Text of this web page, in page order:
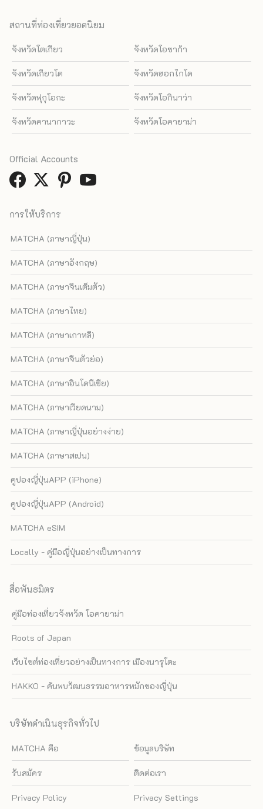
สถานที่ท่องเที่ยวยอดนิยม
จังหวัดโตเกียว จังหวัดโอซาก้า
จังหวัดเกียวโต จังหวัดฮอกไกโด
จังหวัดฟุกุโอกะ จังหวัดโอกินาว่า
จังหวัดคานากาวะ จังหวัดโอคายาม่า
การให้บริการ
MATCHA (ภาษาญี่ปุ่น)
MATCHA (ภาษาอังกฤษ)
MATCHA (ภาษาจีนเต็มตัว)
MATCHA (ภาษาไทย)
MATCHA (ภาษาเกาหลี)
MATCHA (ภาษาจีนตัวย่อ)
MATCHA (ภาษาอินโดนีเซีย)
MATCHA (ภาษาเวียดนาม)
MATCHA (ภาษาญี่ปุ่นอย่างง่าย)
MATCHA (ภาษาสเปน)
คูปองญี่ปุ่นAPP (iPhone)
คูปองญี่ปุ่นAPP (Android)
MATCHA eSIM
Locally - คู่มือญี่ปุ่นอย่างเป็นทางการ
สื่อพันธมิตร
คู่มือท่องเที่ยวจังหวัด โอคายาม่า
Roots of Japan
เว็บไซต์ท่องเที่ยวอย่างเป็นทางการ เมืองนารุโตะ
HAKKO - ค้นพบวัฒนธรรมอาหารหมักของญี่ปุ่น
บริษัทดำเนินธุรกิจทั่วไป
MATCHA คือ ข้อมูลบริษัท
รับสมัคร ติดต่อเรา
Privacy Policy Privacy Settings
Official Accounts